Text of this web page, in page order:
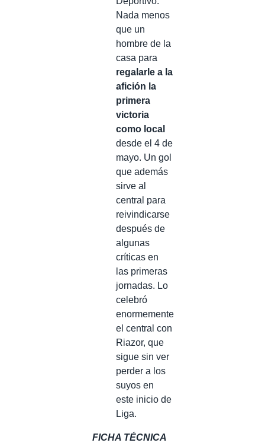
Nada menos
que un
hombre de la
casa para
regalarle a la
afición la
primera
victoria
como local
desde el 4 de
mayo. Un gol
que además
sirve al
central para
reivindicarse
después de
algunas
críticas en
las primeras
jornadas. Lo
celebró
enormemente
el central con
Riazor, que
sigue sin ver
perder a los
suyos en
este inicio de
Liga.
FICHA TÉCNICA